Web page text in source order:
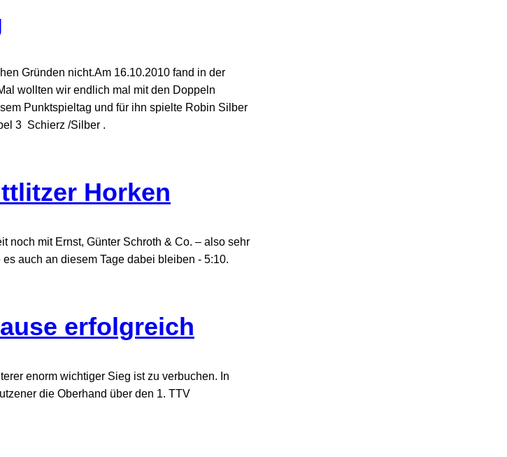
Gründen nicht.Am 16.10.2010 fand in der
wollten wir endlich mal mit den Doppeln
Punktspieltag und für ihn spielte Robin Silber
3 Schierz /Silber .
Horken
noch mit Ernst, Günter Schroth & Co. – also sehr
auch an diesem Tage dabei bleiben - 5:10.
erfolgreich
enorm wichtiger Sieg ist zu verbuchen. In
die Oberhand über den 1. TTV